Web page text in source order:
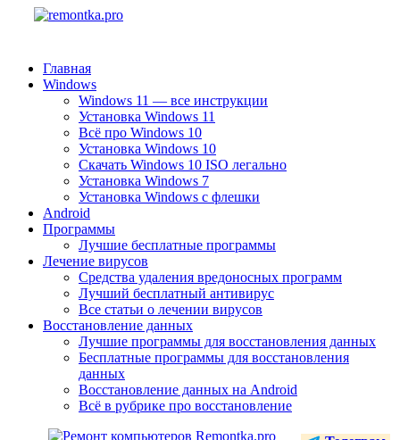
Главная
Windows
Windows 11 — все инструкции
Установка Windows 11
Всё про Windows 10
Установка Windows 10
Скачать Windows 10 ISO легально
Установка Windows 7
Установка Windows с флешки
Android
Программы
Лучшие бесплатные программы
Лечение вирусов
Средства удаления вредоносных программ
Лучший бесплатный антивирус
Все статьи о лечении вирусов
Восстановление данных
Лучшие программы для восстановления данных
Бесплатные программы для восстановления
данных
Восстановление данных на Android
Всё в рубрике про восстановление